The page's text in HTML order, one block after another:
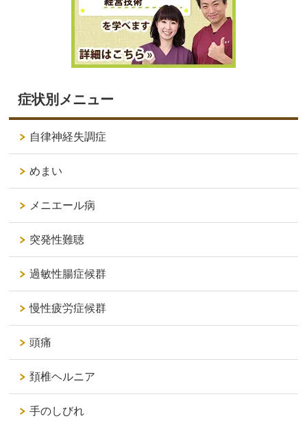
症状別メニュー
自律神経失調症
めまい
メニエール病
突発性難聴
過敏性腸症候群
慢性疲労症候群
頭痛
頚椎ヘルニア
手のしびれ